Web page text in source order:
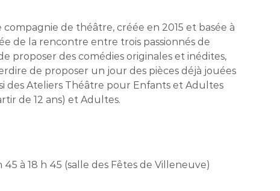
de théâtre, créée en 2015 et basée à
de la rencontre entre trois passionnés de
proposer des comédies originales et inédites,
de proposer un jour des pièces déjà jouées
des Ateliers Théâtre pour Enfants et Adultes
de 12 ans) et Adultes.
45 à 18 h 45 (salle des Fêtes de Villeneuve)